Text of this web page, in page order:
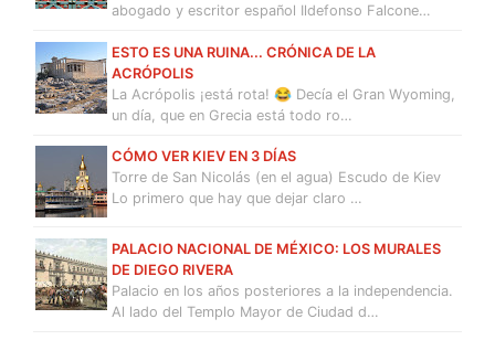
abogado y escritor español Ildefonso Falcone…
ESTO ES UNA RUINA... CRÓNICA DE LA
ACRÓPOLIS
La Acrópolis ¡está rota! 😂 Decía el Gran Wyoming,
un día, que en Grecia está todo ro…
CÓMO VER KIEV EN 3 DÍAS
Torre de San Nicolás (en el agua) Escudo de Kiev
Lo primero que hay que dejar claro …
PALACIO NACIONAL DE MÉXICO: LOS MURALES
DE DIEGO RIVERA
Palacio en los años posteriores a la independencia.
Al lado del Templo Mayor de Ciudad d…